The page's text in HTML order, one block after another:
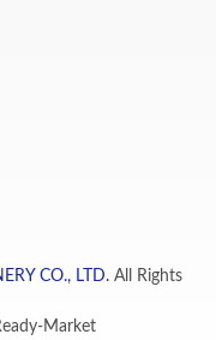
CO., LTD. All Rights
Market